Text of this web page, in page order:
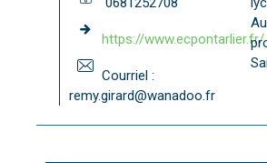
https://www.ecpontarlier.fr/
Courriel :
remy.girard@wanadoo.fr